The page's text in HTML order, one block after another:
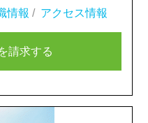
情報 / アクセス情報
請求する